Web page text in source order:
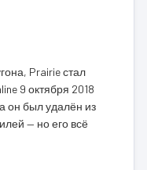
Prairie стал
9 октября 2018
он был удалён из
— но его всё